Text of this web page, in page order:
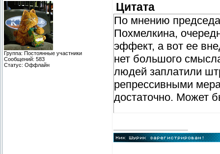
Группа: Постоянные участники
Сообщений: 583
Статус: Оффлайн
Цитата
По мнению
Похмелкина,
эффект, а вот ее
нет большого
людей заплатили
репрессивными
достаточно. Может
чтобы